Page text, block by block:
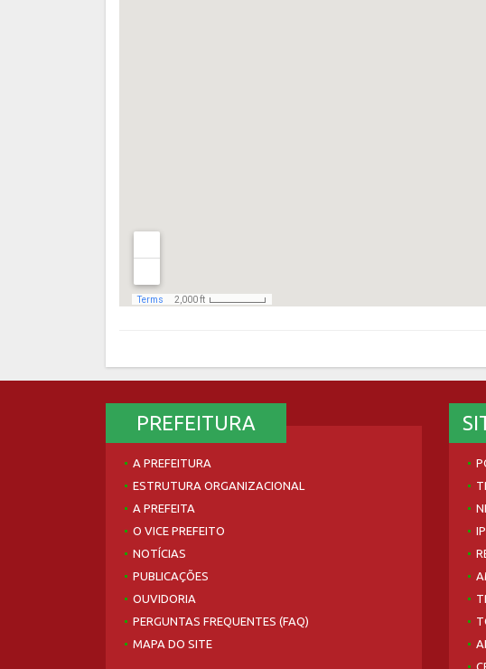
PREFEITURA
A PREFEITURA
ESTRUTURA ORGANIZACIONAL
A PREFEITA
O VICE PREFEITO
NOTÍCIAS
PUBLICAÇÕES
OUVIDORIA
PERGUNTAS FREQUENTES (FAQ)
MAPA DO SITE